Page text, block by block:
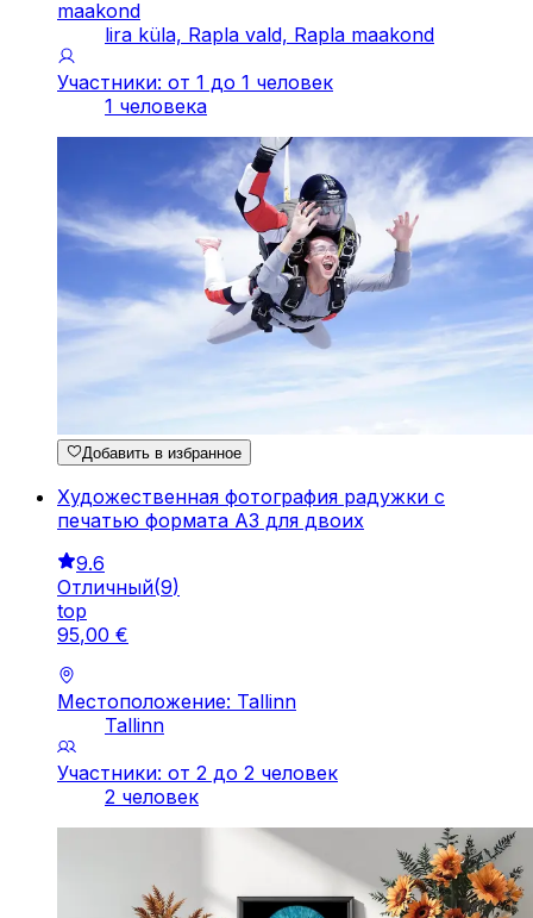
maakond
lira küla, Rapla vald, Rapla maakond
Участники: от 1 до 1 человек
1 человека
Добавить в избранное
Художественная фотография радужки с
печатью формата A3 для двоих
9.6
Отличный(9)
top
95,00 €
Местоположение: Tallinn
Tallinn
Участники: от 2 до 2 человек
2 человек